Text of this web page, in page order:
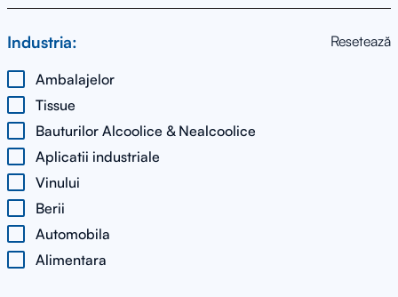
Industria: Resetează
Ambalajelor
Tissue
Bauturilor Alcoolice & Nealcoolice
Aplicatii industriale
Vinului
Berii
Automobila
Alimentara